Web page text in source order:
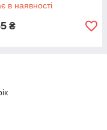
в наявності
₴